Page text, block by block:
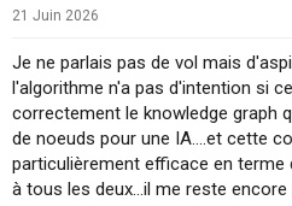
21 Juin 2026
Je ne parlais pas de vol mais
l'algorithme n'a pas d'intention si
correctement le knowledge graph
de noeuds pour une IA....et cette
particulièrement efficace en terme
à tous les deux...il me reste encore